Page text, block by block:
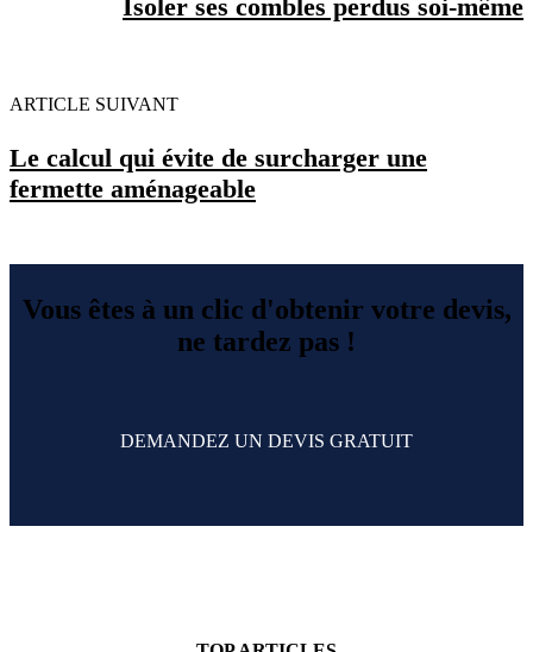
Isoler ses combles perdus soi-même
ARTICLE SUIVANT
Le calcul qui évite de surcharger une
fermette aménageable
Vous êtes à un clic d'obtenir votre devis,
ne tardez pas !
DEMANDEZ UN DEVIS GRATUIT